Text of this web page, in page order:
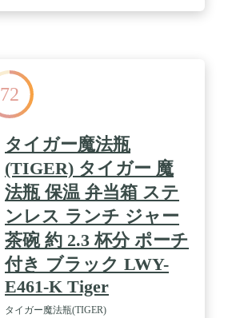
72
タイガー魔法瓶
(TIGER) タイガー 魔
法瓶 保温 弁当箱 ステ
ンレス ランチ ジャー
茶碗 約 2.3 杯分 ポーチ
付き ブラック LWY-
E461-K Tiger
タイガー魔法瓶(TIGER)